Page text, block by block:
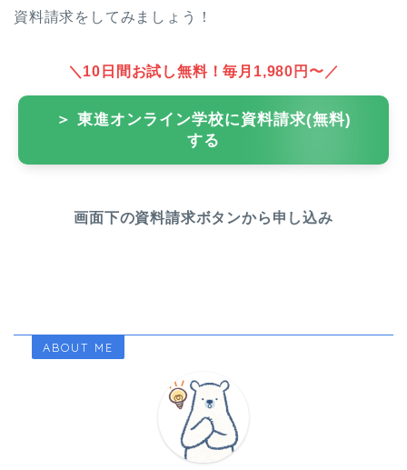
資料請求をしてみましょう！
＼10日間お試し無料！毎月1,980円〜／
＞ 東進オンライン学校に資料請求(無料)
する
画面下の資料請求ボタンから申し込み
ABOUT ME